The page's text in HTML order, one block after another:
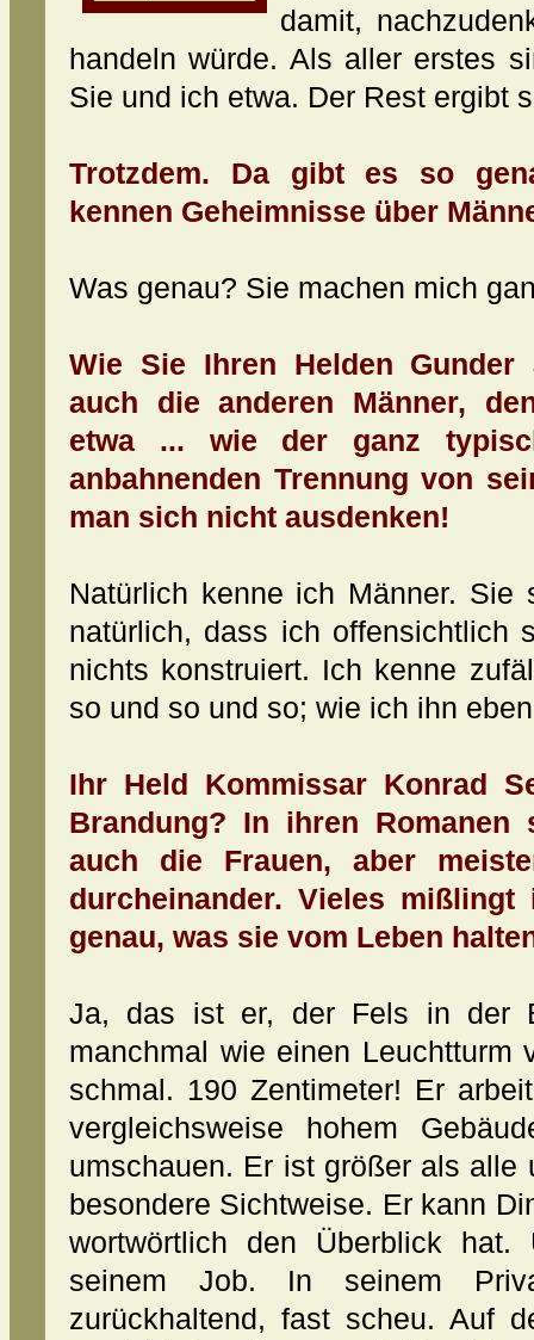
damit,
handeln würde. Als aller erstes
Sie und ich etwa. Der Rest ergibt
Trotzdem. Da gibt es so
kennen Geheimnisse über
Was genau? Sie machen mich
Wie Sie Ihren Helden Gunder
auch die anderen Männer,
etwa ... wie der ganz
anbahnenden Trennung von
man sich nicht ausdenken!
Natürlich kenne ich Männer.
natürlich, dass ich offensichtlich
nichts konstruiert. Ich kenne
so und so und so; wie ich ihn
Ihr Held Kommissar Konrad
Brandung? In ihren
auch die Frauen, aber
durcheinander. Vieles
genau, was sie vom Leben
Ja, das ist er, der Fels in der
manchmal wie einen Leuchtturm
schmal. 190 Zentimeter! Er
vergleichsweise hohem
umschauen. Er ist größer als alle
besondere Sichtweise. Er kann
wortwörtlich den Überblick
seinem Job. In seinem
zurückhaltend, fast scheu. Auf